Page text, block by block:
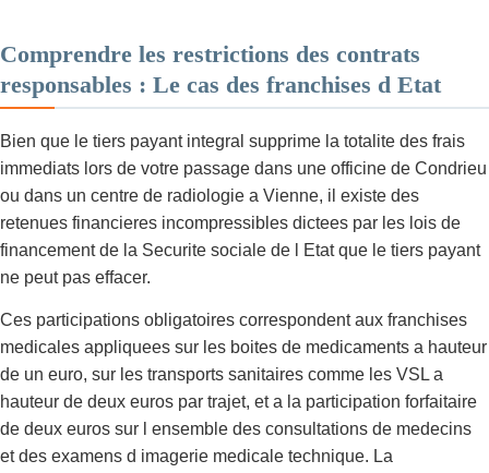
Comprendre les restrictions des contrats
responsables : Le cas des franchises d Etat
Bien que le tiers payant integral supprime la totalite des frais
immediats lors de votre passage dans une officine de Condrieu
ou dans un centre de radiologie a Vienne, il existe des
retenues financieres incompressibles dictees par les lois de
financement de la Securite sociale de l Etat que le tiers payant
ne peut pas effacer.
Ces participations obligatoires correspondent aux franchises
medicales appliquees sur les boites de medicaments a hauteur
de un euro, sur les transports sanitaires comme les VSL a
hauteur de deux euros par trajet, et a la participation forfaitaire
de deux euros sur l ensemble des consultations de medecins
et des examens d imagerie medicale technique. La